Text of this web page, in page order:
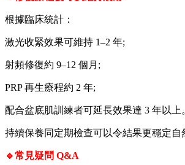
根據臨床統計：
激光收緊效果可維持 1–2 年;
射頻修復約 9–12 個月;
PRP 再生療程約 2 年;
配合盆底肌訓練者可延長效果達 3 年以上
持續保養同定期檢查可以令結果更穩定自
🔹常見疑問 Q&A